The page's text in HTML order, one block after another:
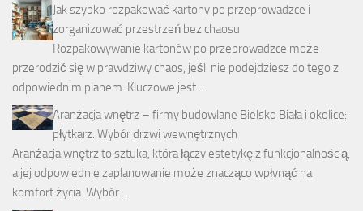
Jak szybko rozpakować kartony po przeprowadzce i
zorganizować przestrzeń bez chaosu
Rozpakowywanie kartonów po przeprowadzce może
przerodzić się w prawdziwy chaos, jeśli nie podejdziesz do tego z
odpowiednim planem. Kluczowe jest …
Aranżacja wnętrz – firmy budowlane Bielsko Biała i okolice:
płytkarz. Wybór drzwi wewnętrznych
Aranżacja wnętrz to sztuka, która łączy estetykę z funkcjonalnością,
a jej odpowiednie zaplanowanie może znacząco wpłynąć na
komfort życia. Wybór …